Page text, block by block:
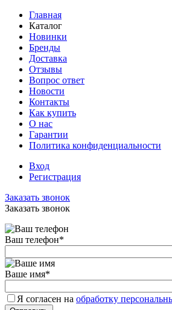
Главная
Каталог
Новинки
Бренды
Доставка
Отзывы
Вопрос ответ
Новости
Контакты
Как купить
О нас
Гарантии
Политика конфиденциальности
Вход
Регистрация
Заказать звонок
Заказать звонок
Ваш телефон*
Ваше имя*
Я согласен на обработку